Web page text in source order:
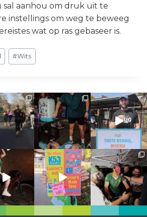
sal aanhou om druk uit te
instellings om weg te beweeg
wat op ras gebaseer is.
#Wits